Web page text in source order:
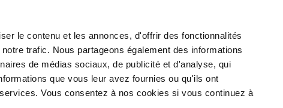
le contenu et les annonces, d'offrir des fonctionnalités
trafic. Nous partageons également des informations
de médias sociaux, de publicité et d'analyse, qui
que vous leur avez fournies ou qu'ils ont
Vous consentez à nos cookies si vous continuez à